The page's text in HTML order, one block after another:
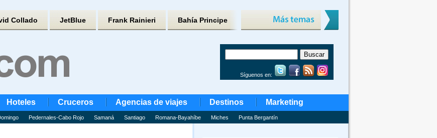
Collado JetBlue Frank Rainieri Bahía Principe
Síguenos en:
Hoteles Cruceros Agencias de viajes Destinos Marketing
Pedernales-Cabo Rojo Samaná Santiago Romana-Bayahíbe Miches Punta Bergantín